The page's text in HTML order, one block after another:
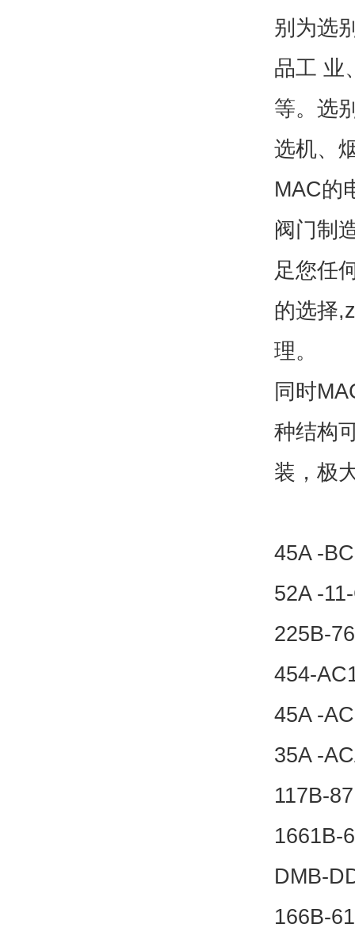
别为选
品工 业
等。选
选机、
MAC的
阀门制
足您任
的选择
理。
同时
种结构
装，极
45A -
52A -
225B-
454-
45A -
35A -
117B-
1661B-
DMB-
166B-